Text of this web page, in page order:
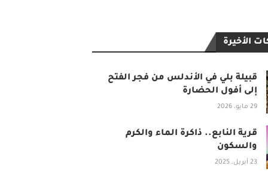
الأخيرة
قبيلة بلي في الأندلس من فجر الفتح
إلى أفول الحضارة
29 مايو، 2026
قرية النابع.. ذاكرة الماء والكرم
والسكون
23 أبريل، 2025